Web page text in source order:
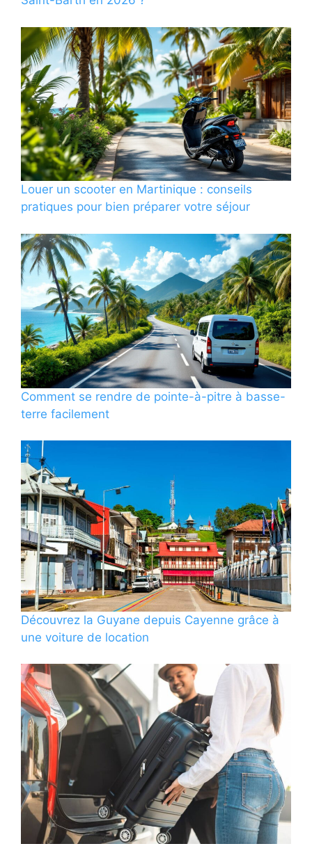
Louer un scooter en Martinique : conseils
pratiques pour bien préparer votre séjour
Comment se rendre de pointe-à-pitre à basse-
terre facilement
Découvrez la Guyane depuis Cayenne grâce à
une voiture de location